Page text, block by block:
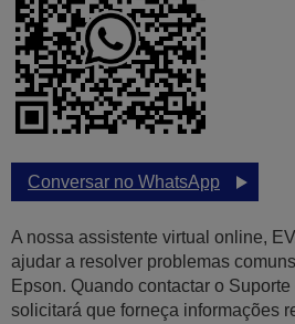
Conversar no WhatsApp
A nossa assistente virtual online,
ajudar a resolver problemas
Epson. Quando contactar o
solicitará que forneça informações